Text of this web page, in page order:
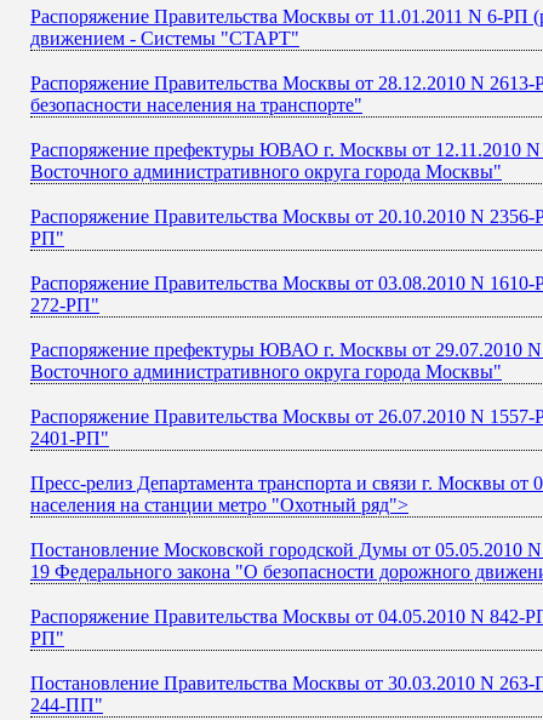
Распоряжение Правительства Москвы от 11.01.2011 N 6-РП
движением - Системы "СТАРТ"
Распоряжение Правительства Москвы от 28.12.2010 N
безопасности населения на транспорте"
Распоряжение префектуры ЮВАО г. Москвы от 12.11.2010
Восточного административного округа города Москвы"
Распоряжение Правительства Москвы от 20.10.2010 N
РП"
Распоряжение Правительства Москвы от 03.08.2010 N
272-РП"
Распоряжение префектуры ЮВАО г. Москвы от 29.07.2010
Восточного административного округа города Москвы"
Распоряжение Правительства Москвы от 26.07.2010 N
2401-РП"
Пресс-релиз Департамента транспорта и связи г. Москвы
населения на станции метро "Охотный ряд">
Постановление Московской городской Думы от 05.05.2010
19 Федерального закона "О безопасности дорожного
Распоряжение Правительства Москвы от 04.05.2010 N 842-
РП"
Постановление Правительства Москвы от 30.03.2010 N
244-ПП"